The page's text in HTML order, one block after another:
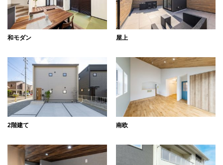
和モダン 屋上
2階建て 南欧